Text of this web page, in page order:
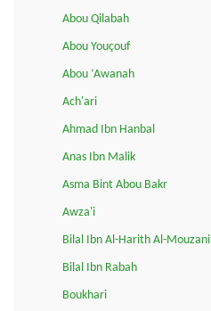
Abou Qilabah
Abou Youçouf
Abou ‘Awanah
Ach'ari
Ahmad Ibn Hanbal
Anas Ibn Malik
Asma Bint Abou Bakr
Awza'i
Bilal Ibn Al-Harith Al-Mouzani
Bilal Ibn Rabah
Boukhari